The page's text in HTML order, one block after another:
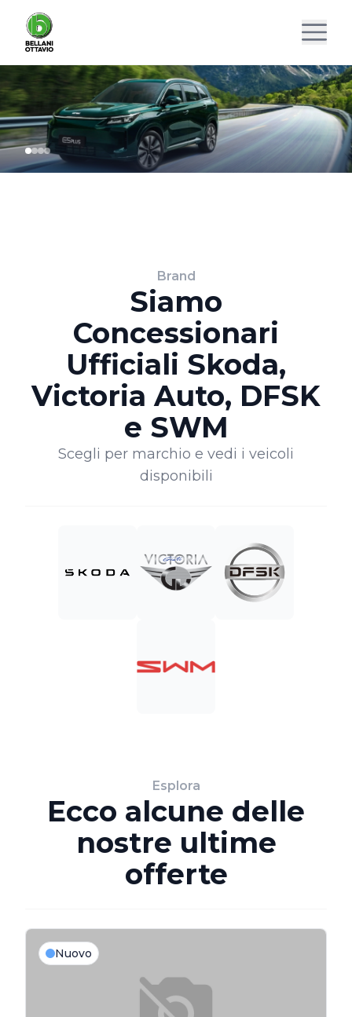
Brand
Siamo
Concessionari
Ufficiali Skoda,
Victoria Auto, DFSK
e SWM
Scegli per marchio e vedi i veicoli
disponibili
Esplora
Ecco alcune delle
nostre ultime
offerte
Nuovo